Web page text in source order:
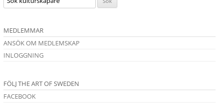
MEDLEMMAR
ANSÖK OM MEDLEMSKAP
INLOGGNING
FÖLJ THE ART OF SWEDEN
FACEBOOK